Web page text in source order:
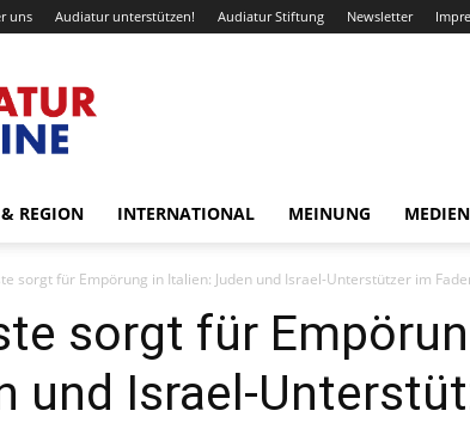
uns Audiatur unterstützen! Audiatur Stiftung Newsletter
REGION INTERNATIONAL MEINUNG MEDIEN
sorgt für Empörung in Italien: Juden und Israel-Unterstützer im
sorgt für
und Israel-